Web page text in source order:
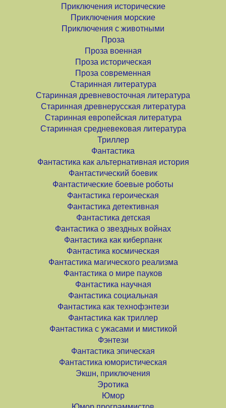
Приключения исторические
Приключения морские
Приключения с животными
Проза
Проза военная
Проза историческая
Проза современная
Старинная литература
Старинная древневосточная литература
Старинная древнерусская литература
Старинная европейская литература
Старинная средневековая литература
Триллер
Фантастика
Фантастика как альтернативная история
Фантастический боевик
Фантастические боевые роботы
Фантастика героическая
Фантастика детективная
Фантастика детская
Фантастика о звездных войнах
Фантастика как киберпанк
Фантастика космическая
Фантастика магического реализма
Фантастика о мире пауков
Фантастика научная
Фантастика социальная
Фантастика как технофэнтези
Фантастика как триллер
Фантастика с ужасами и мистикой
Фэнтези
Фантастика эпическая
Фантастика юмористическая
Экшн, приключения
Эротика
Юмор